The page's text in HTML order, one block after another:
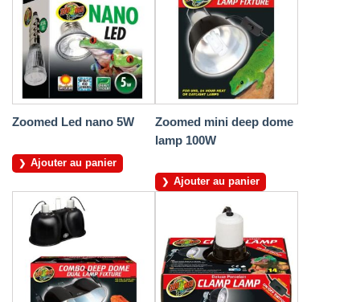
Zoomed Led nano 5W
Ajouter au panier
Zoomed mini deep dome
lamp 100W
Ajouter au panier